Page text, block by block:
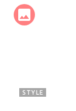
STYLE